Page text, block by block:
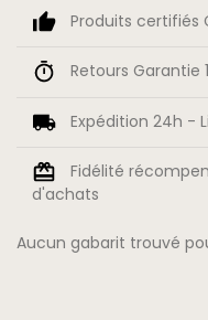
Produits certifiés
Retours Garantie
Expédition 24h -
Fidélité
d'achats
Aucun gabarit trouvé